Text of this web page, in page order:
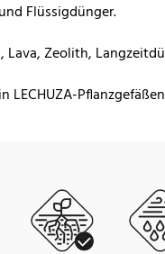
Flüssigdünger.
Lava, Zeolith,
LECHUZA-